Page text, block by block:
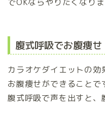
腹式呼吸でお腹痩せ
カラオケダイエットの
お腹痩せができることで
腹式呼吸で声を出すと、